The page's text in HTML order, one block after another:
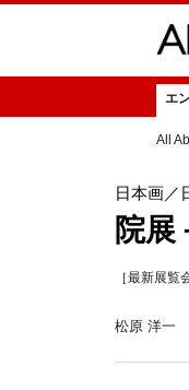
エ
All
日本画／
院展
［最新展
松原 洋一